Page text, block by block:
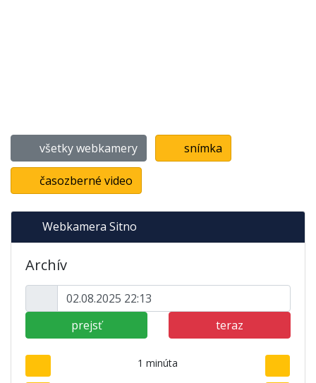
všetky webkamery snímka
časozberné video
Webkamera Sitno
Archív
prejsť teraz
1 minúta